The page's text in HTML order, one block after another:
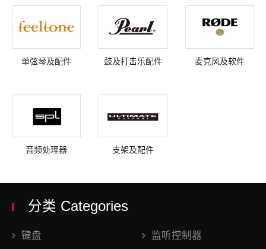
单弦琴及配件 鼓及打击乐配件 麦克风及软件
音频处理器 支架及配件
分类 Categories
键盘
监听控制器